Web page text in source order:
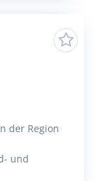
der Region
und